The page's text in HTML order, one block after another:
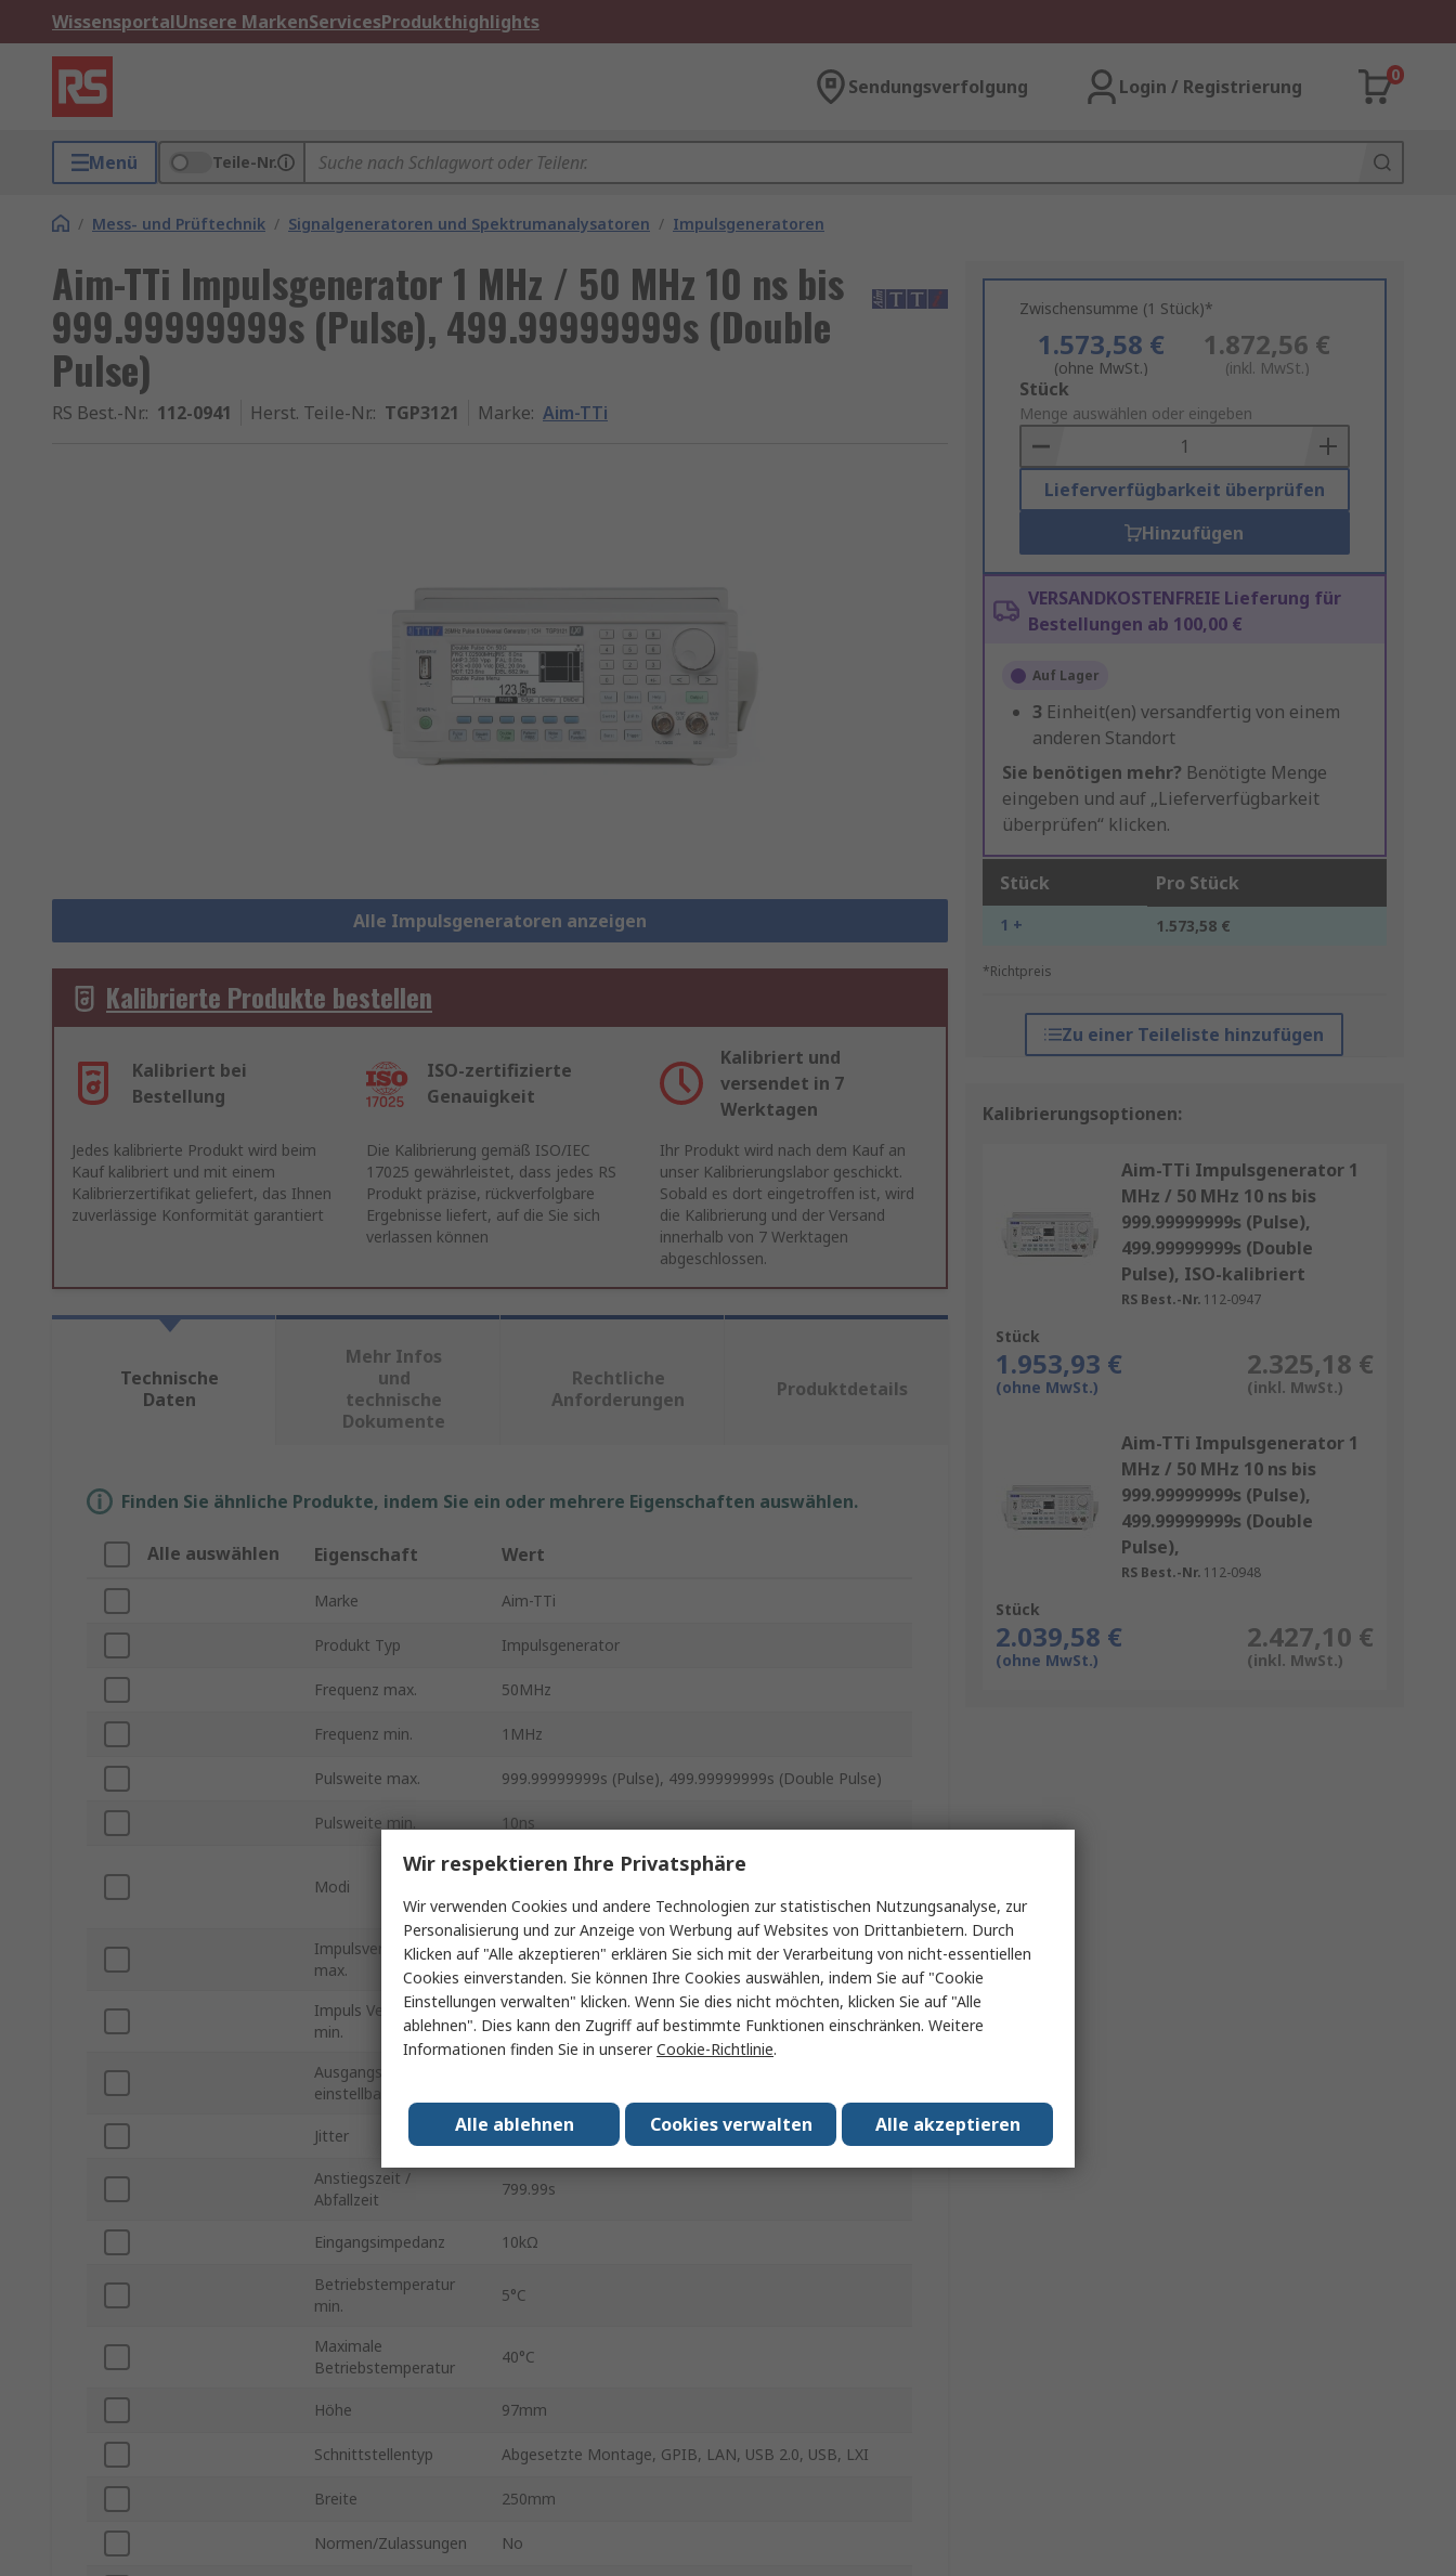
WissensportalUnsere MarkenServicesProdukthighlights
Sendungsverfolgung Login / Registrierung
0
Menü Teile-Nr.
/ Mess- und Prüftechnik / Signalgeneratoren und Spektrumanalysatoren / Impulsgeneratoren
Aim-TTi Impulsgenerator 1 MHz / 50 MHz 10 ns bis
999.99999999s (Pulse), 499.99999999s (Double
Pulse)
RS Best.-Nr.: 112-0941 Herst. Teile-Nr.: TGP3121 Marke: Aim-TTi
Alle Impulsgeneratoren anzeigen
Zwischensumme (1 Stück)*
1.573,58 €
(ohne MwSt.)
1.872,56 €
(inkl. MwSt.)
Add
to
Basket
Stück
Menge auswählen oder eingeben
Lieferverfügbarkeit überprüfen
Hinzufügen
VERSANDKOSTENFREIE Lieferung für
Bestellungen ab 100,00 €
Auf Lager
3 Einheit(en) versandfertig von einem
anderen Standort
Sie benötigen mehr? Benötigte Menge
eingeben und auf „Lieferverfügbarkeit
überprüfen“ klicken.
Stück Pro Stück
1 + 1.573,58 €
*Richtpreis
Zu einer Teileliste hinzufügen
Kalibrierungsoptionen:
Aim-TTi Impulsgenerator 1
MHz / 50 MHz 10 ns bis
999.99999999s (Pulse),
499.99999999s (Double
Pulse), ISO-kalibriert
RS Best.-Nr. 112-0947
Stück
1.953,93 €
(ohne MwSt.)
2.325,18 €
(inkl. MwSt.)
Aim-TTi Impulsgenerator 1
MHz / 50 MHz 10 ns bis
999.99999999s (Pulse),
499.99999999s (Double
Pulse),
RS Best.-Nr. 112-0948
Stück
2.039,58 €
(ohne MwSt.)
2.427,10 €
(inkl. MwSt.)
Kalibrierte Produkte bestellen
Kalibriert bei
Bestellung
ISO-zertifizierte
Genauigkeit
Kalibriert und
versendet in 7
Werktagen
Jedes kalibrierte Produkt wird beim
Kauf kalibriert und mit einem
Kalibrierzertifikat geliefert, das Ihnen
zuverlässige Konformität garantiert
Die Kalibrierung gemäß ISO/IEC
17025 gewährleistet, dass jedes RS
Produkt präzise, rückverfolgbare
Ergebnisse liefert, auf die Sie sich
verlassen können
Ihr Produkt wird nach dem Kauf an
unser Kalibrierungslabor geschickt.
Sobald es dort eingetroffen ist, wird
die Kalibrierung und der Versand
innerhalb von 7 Werktagen
abgeschlossen.
Technische
Daten
Mehr Infos
und
technische
Dokumente
Rechtliche
Anforderungen
Produktdetails
Finden Sie ähnliche Produkte, indem Sie ein oder mehrere Eigenschaften auswählen.
Alle auswählen Eigenschaft Wert
Marke Aim-TTi
Produkt Typ Impulsgenerator
Frequenz max. 50MHz
Frequenz min. 1MHz
Pulsweite max. 999.99999999s (Pulse), 499.99999999s (Double Pulse)
Pulsweite min. 10ns
Modi
Ausgelöst, Wobbeln, Viereckig, Impuls,
Modulation, Funktion, Doppelimpuls, Burst, Beliebig
Impulsverzögerung
max.
999.99999998s (Pulse), 999.99999996s (Double Pulse)
Impuls Verzögerung
min.
0ns
Ausgangsamplitude
einstellbar
Jitter 30%
Anstiegszeit /
Abfallzeit
799.99s
Eingangsimpedanz 10kΩ
Betriebstemperatur
min.
5°C
Maximale
Betriebstemperatur
40°C
Höhe 97mm
Schnittstellentyp Abgesetzte Montage, GPIB, LAN, USB 2.0, USB, LXI
Breite 250mm
Normen/Zulassungen No
Wir respektieren Ihre Privatsphäre
Wir verwenden Cookies und andere Technologien zur statistischen Nutzungsanalyse, zur
Personalisierung und zur Anzeige von Werbung auf Websites von Drittanbietern. Durch
Klicken auf "Alle akzeptieren" erklären Sie sich mit der Verarbeitung von nicht-essentiellen
Cookies einverstanden. Sie können Ihre Cookies auswählen, indem Sie auf "Cookie
Einstellungen verwalten" klicken. Wenn Sie dies nicht möchten, klicken Sie auf "Alle
ablehnen". Dies kann den Zugriff auf bestimmte Funktionen einschränken. Weitere
Informationen finden Sie in unsererCookie-Richtlinie.
Alle akzeptieren
Cookies verwalten
Alle ablehnen